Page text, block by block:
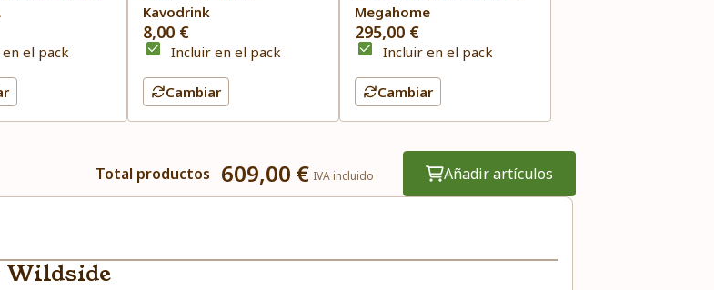
el pack
Kavodrink
8,00 €
Incluir en el pack
Cambiar
Megahome
295,00 €
Incluir en el pack
Cambiar
Total productos 609,00 € IVA incluido Añadir artículos
Wildside